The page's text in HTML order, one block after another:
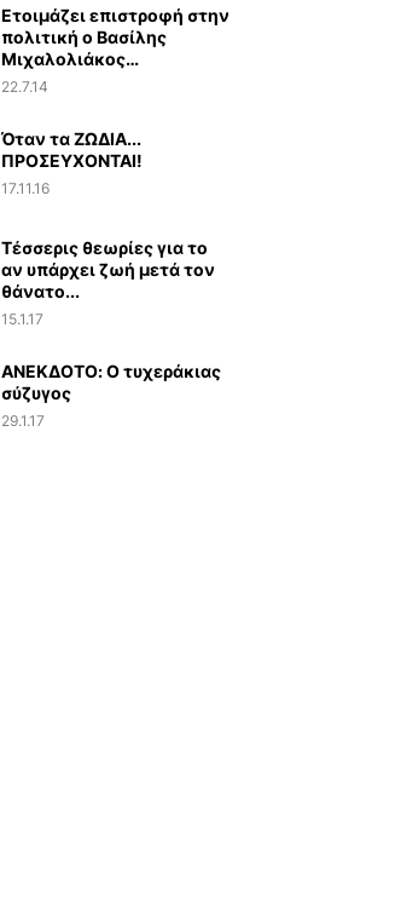
Ετοιμάζει επιστροφή στην
πολιτική ο Βασίλης
Μιχαλολιάκος…
22.7.14
Όταν τα ΖΩΔΙΑ...
ΠΡΟΣΕΥΧΟΝΤΑΙ!
17.11.16
Τέσσερις θεωρίες για το
αν υπάρχει ζωή μετά τον
θάνατο...
15.1.17
ΑΝΕΚΔΟΤΟ: Ο τυχεράκιας
σύζυγος
29.1.17